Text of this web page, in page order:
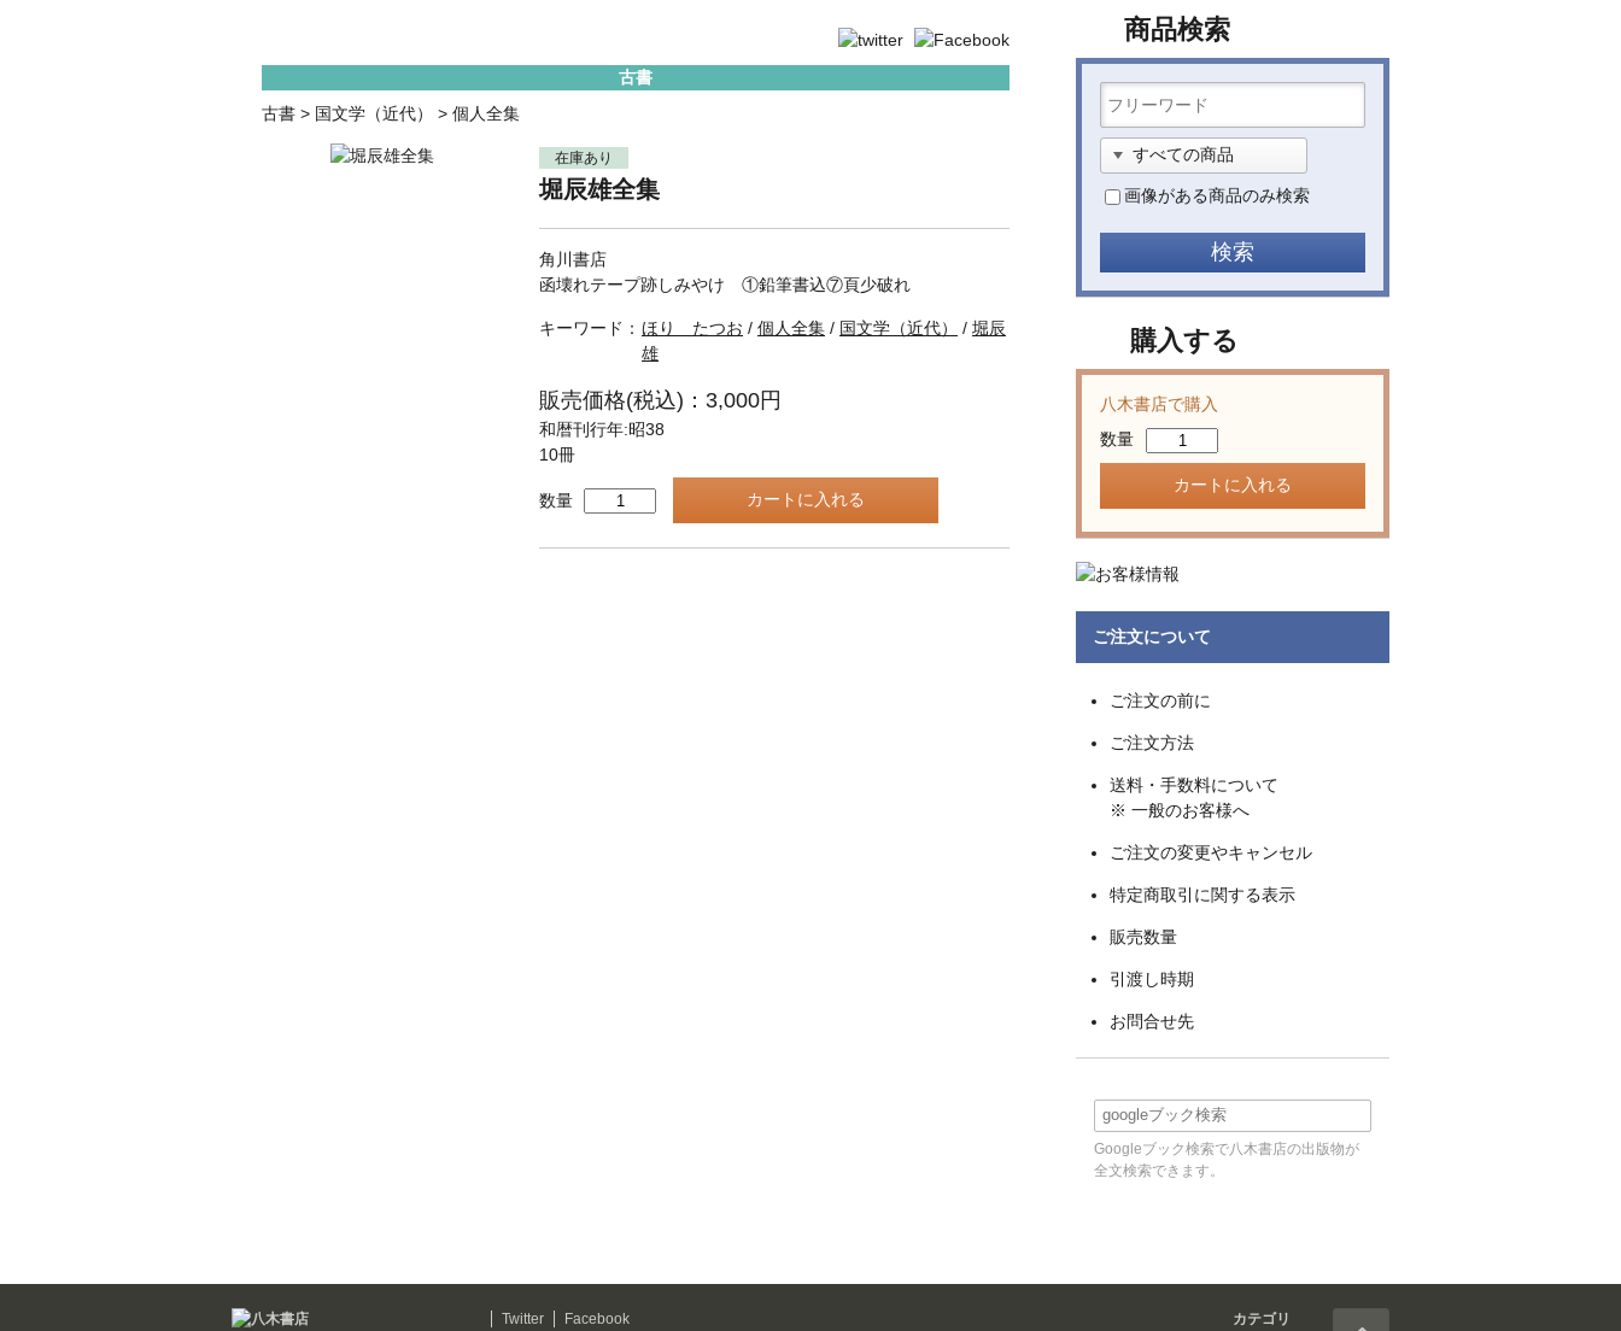
古書
古書 > 国文学（近代） > 個人全集
在庫あり
堀辰雄全集
角川書店
函壊れテープ跡しみやけ ①鉛筆書込⑦頁少破れ
キーワード： ほり たつお / 個人全集 / 国文学（近代） / 堀辰
雄
販売価格(税込)：3,000円
和暦刊行年:昭38
10冊
数量
商品検索
画像がある商品のみ検索
購入する
八木書店で購入
数量
ご注文について
ご注文の前に
ご注文方法
送料・手数料について
※ 一般のお客様へ
ご注文の変更やキャンセル
特定商取引に関する表示
販売数量
引渡し時期
お問合せ先
Googleブック検索で八木書店の出版物が
全文検索できます。
Twitter Facebook
カテゴリ